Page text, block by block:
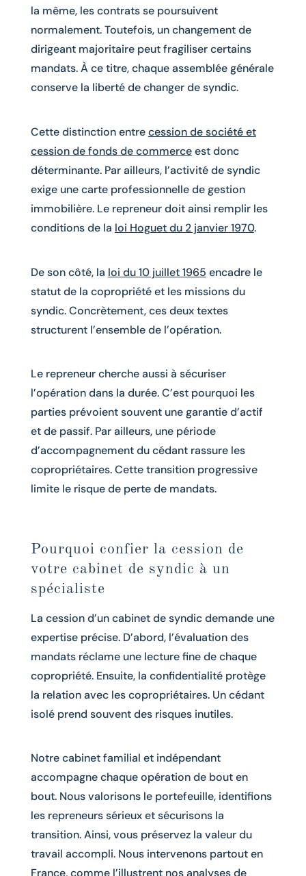
la même, les contrats se poursuivent
normalement. Toutefois, un changement de
dirigeant majoritaire peut fragiliser certains
mandats. À ce titre, chaque assemblée générale
conserve la liberté de changer de syndic.
Cette distinction entrecession de société et
cession de fonds de commerceest donc
déterminante. Par ailleurs, l’activité de syndic
exige une carte professionnelle de gestion
immobilière. Le repreneur doit ainsi remplir les
conditions de la loi Hoguet du 2 janvier 1970.
De son côté, la loi du 10 juillet 1965 encadre le
statut de la copropriété et les missions du
syndic. Concrètement, ces deux textes
structurent l’ensemble de l’opération.
Le repreneur cherche aussi à sécuriser
l’opération dans la durée. C’est pourquoi les
parties prévoient souvent une garantie d’actif
et de passif. Par ailleurs, une période
d’accompagnement du cédant rassure les
copropriétaires. Cette transition progressive
limite le risque de perte de mandats.
Pourquoi confier la cession de
votre cabinet de syndic à un
spécialiste
La cession d’un cabinet de syndic demande une
expertise précise. D’abord, l’évaluation des
mandats réclame une lecture fine de chaque
copropriété. Ensuite, la confidentialité protège
la relation avec les copropriétaires. Un cédant
isolé prend souvent des risques inutiles.
Notre cabinet familial et indépendant
accompagne chaque opération de bout en
bout. Nous valorisons le portefeuille, identifions
les repreneurs sérieux et sécurisons la
transition. Ainsi, vous préservez la valeur du
travail accompli. Nous intervenons partout en